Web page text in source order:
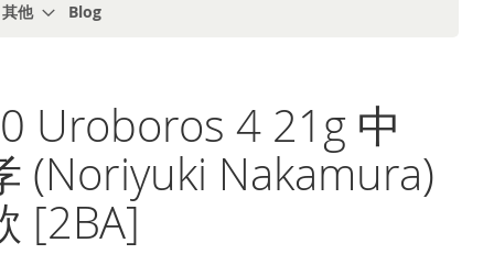
他
Blog
Uroboros 4 21g 中
(Noriyuki Nakamura)
[2BA]